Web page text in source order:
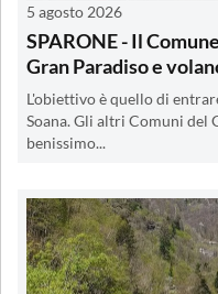
5 agosto 2026
SPARONE - Il
Gran Paradiso e
L'obiettivo è quello di
Soana. Gli altri Comuni del
benissimo...